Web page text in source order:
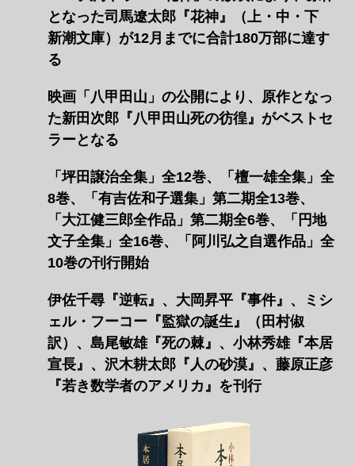
となった司馬遼󠄁太郎『花神』（上・中・下
新潮文庫）が12月までに合計180万部に達す
る
映画「八甲田山」の公開により、原作となっ
た新田次郎『八甲田山死の彷徨』がベストセ
ラーとなる
「坪田譲治全集」全12巻、「檀一雄全集」全
8巻、「有吉佐和子選集」第二期全13巻、
「大江健三郎全作品」第二期全6巻、「円地
文子全集」全16巻、「阿川弘之自選作品」全
10巻の刊行開始
伊佐千尋『逆転』、大岡昇平『事件』、ミシ
ェル・フーコー『監獄の誕生』（田村俶
訳）、島尾敏雄『死の棘』、小林秀雄『本居
宣長』、沢木耕太郎『人の砂漠』、藤原正彦
『若き数学者のアメリカ』を刊行